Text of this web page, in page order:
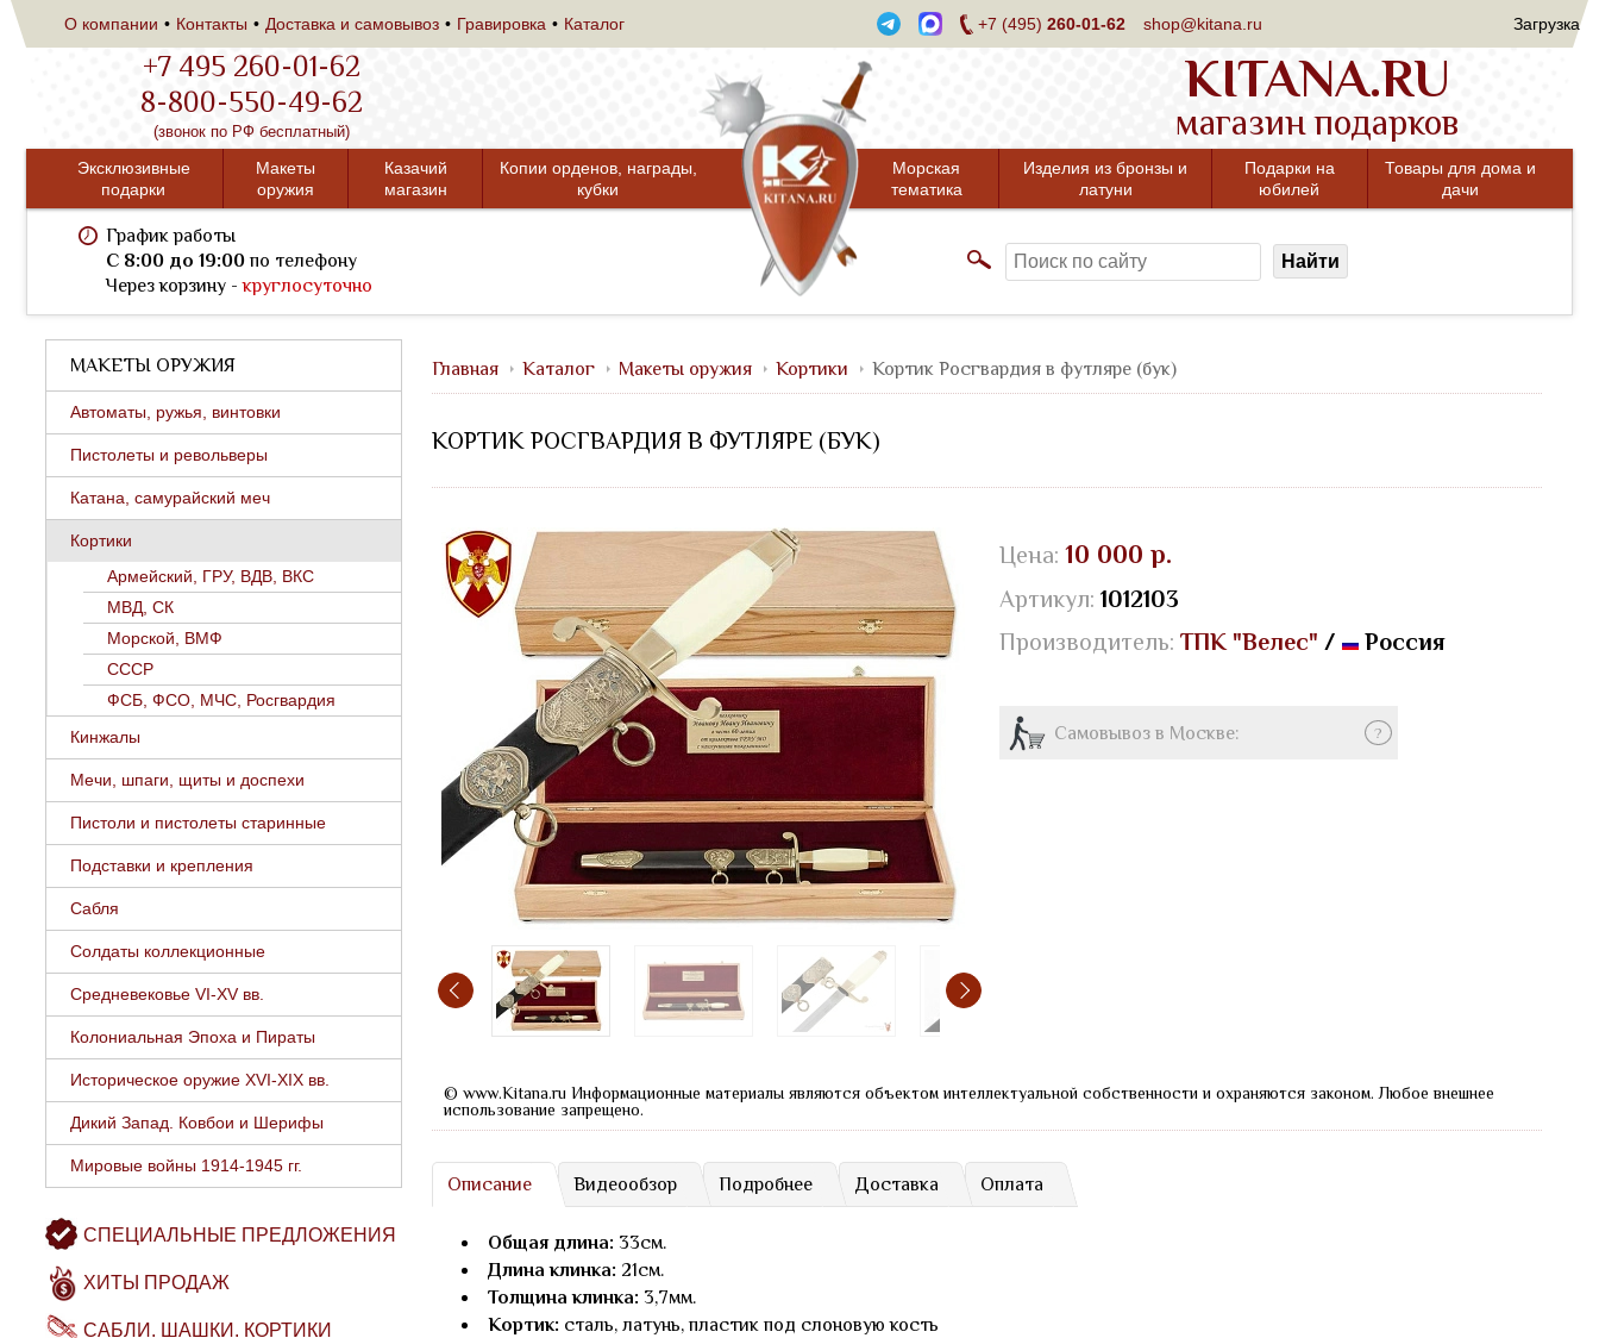
О компании Контакты Доставка и самовывоз Гравировка Каталог +7 (495) 260-01-62 shop@kitana.ru Загрузка
+7 495 260-01-62
8-800-550-49-62
(звонок по РФ бесплатный)
KITANA.RU
магазин подарков
Эксклюзивные
подарки
Макеты
оружия
Казачий
магазин
Копии орденов, награды,
кубки
Морская
тематика
Изделия из бронзы и
латуни
Подарки на
юбилей
Товары для дома и
дачи
График работы
C 8:00 до 19:00по телефону
Через корзину -круглосуточно
Найти
МАКЕТЫ ОРУЖИЯ
Автоматы, ружья, винтовки
Пистолеты и револьверы
Катана, самурайский меч
Кортики
Армейский, ГРУ, ВДВ, ВКС
МВД, СК
Морской, ВМФ
СССР
ФСБ, ФСО, МЧС, Росгвардия
Кинжалы
Мечи, шпаги, щиты и доспехи
Пистоли и пистолеты старинные
Подставки и крепления
Сабля
Солдаты коллекционные
Средневековье VI-XV вв.
Колониальная Эпоха и Пираты
Историческое оружие XVI-XIX вв.
Дикий Запад. Ковбои и Шерифы
Мировые войны 1914-1945 гг.
СПЕЦИАЛЬНЫЕ ПРЕДЛОЖЕНИЯ
ХИТЫ ПРОДАЖ
САБЛИ. ШАШКИ. КОРТИКИ
Главная Каталог Макеты оружия Кортики Кортик Росгвардия в футляре (бук)
КОРТИК РОСГВАРДИЯ В ФУТЛЯРЕ (БУК)
Цена: 10 000 р.
Артикул: 1012103
Производитель: ТПК "Велес" / Россия
Самовывоз в Москве: ?
© www.Kitana.ru Информационные материалы являются объектом интеллектуальной собственности и охраняются законом. Любое внешнее
использование запрещено.
Описание Видеообзор Подробнее Доставка Оплата
Общая длина: 33см.
Длина клинка: 21см.
Толщина клинка: 3,7мм.
Кортик: сталь, латунь, пластик под слоновую кость